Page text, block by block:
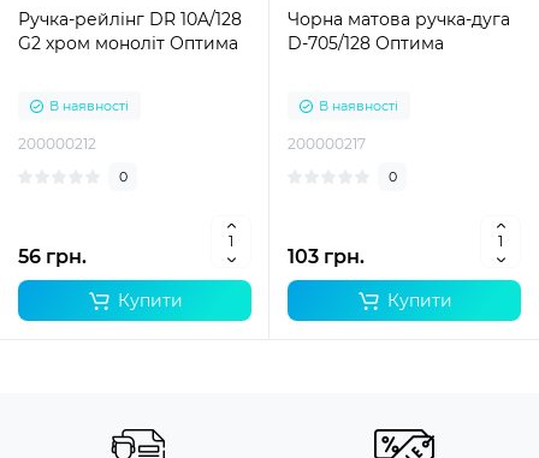
Ручка-рейлінг DR 10A/128
G2 хром моноліт Оптима
В наявності
200000212
0
56 грн.
Купити
Чорна матова ручка-дуга
D-705/128 Оптима
В наявності
200000217
0
103 грн.
Купити